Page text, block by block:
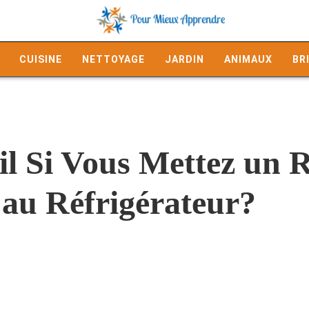
CUISINE NETTOYAGE JARDIN ANIMAUX
Si Vous Mettez un
Réfrigérateur?